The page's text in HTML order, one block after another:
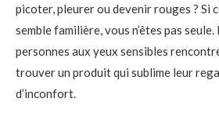
picoter, pleurer ou devenir rouges ? Si
semble familière, vous n’êtes pas
personnes aux yeux sensibles
trouver un produit qui sublime leur
d’inconfort.